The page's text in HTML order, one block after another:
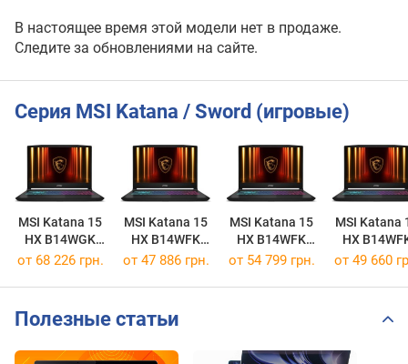
В настоящее время этой модели нет в продаже.
Следите за обновлениями на сайте.
Серия MSI Katana / Sword (игровые)
MSI Katana 15
HX B14WGK
[B14WGK-293US]
MSI Katana 15
HX B14WFK
[B14WFK-494XPL]
MSI Katana 15
HX B14WFK
[B14WFK-020XPL]
MSI Katana
HX
[B14WFK-
от 68 226 грн. от 47 886 грн. от 54 799 грн. от 49 660
Полезные статьи